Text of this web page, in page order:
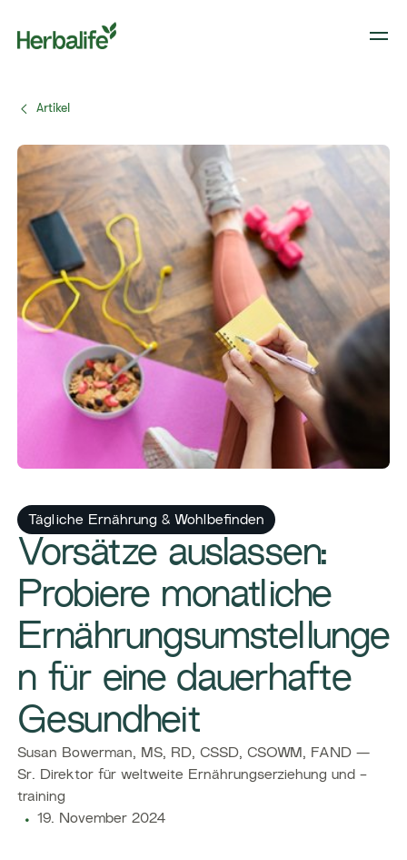
Artikel
Tägliche Ernährung & Wohlbefinden
Vorsätze auslassen:
Probiere monatliche
Ernährungsumstellunge
n für eine dauerhafte
Gesundheit
Susan Bowerman, MS, RD, CSSD, CSOWM, FAND —
Sr. Direktor für weltweite Ernährungserziehung und -
training
19. November 2024